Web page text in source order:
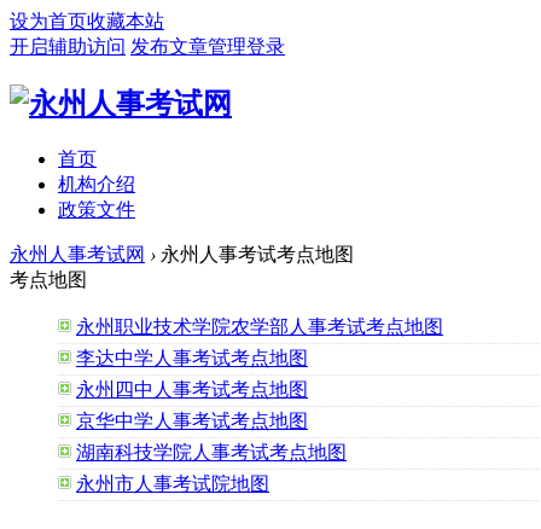
设为首页收藏本站
开启辅助访问 发布文章管理登录
首页
机构介绍
政策文件
永州人事考试网 › 永州人事考试考点地图
考点地图
永州职业技术学院农学部人事考试考点地图
李达中学人事考试考点地图
永州四中人事考试考点地图
京华中学人事考试考点地图
湖南科技学院人事考试考点地图
永州市人事考试院地图